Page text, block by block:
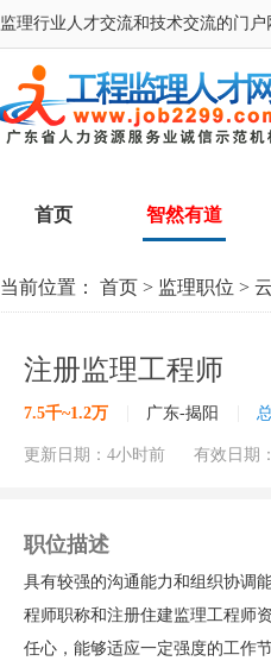
监理行业人才交流和技术交流的门
首页 智然有道
当前位置： 首页 > 监理职位 >
注册监理工程师
7.5千~1.2万 广东-揭阳
更新日期：4小时前 有效日期
职位描述
具有较强的沟通能力和组织协调
程师职称和注册住建监理工程师
任心，能够适应一定强度的工作